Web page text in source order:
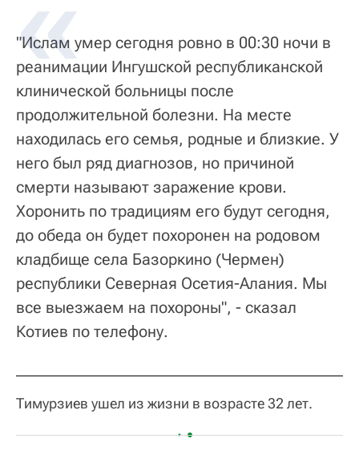
"Ислам умер сегодня ровно в 00:30 ночи в
реанимации Ингушской республиканской
клинической больницы после
продолжительной болезни. На месте
находилась его семья, родные и близкие. У
него был ряд диагнозов, но причиной
смерти называют заражение крови.
Хоронить по традициям его будут сегодня,
до обеда он будет похоронен на родовом
кладбище села Базоркино (Чермен)
республики Северная Осетия-Алания. Мы
все выезжаем на похороны", - сказал
Котиев по телефону.
Тимурзиев ушел из жизни в возрасте 32 лет.